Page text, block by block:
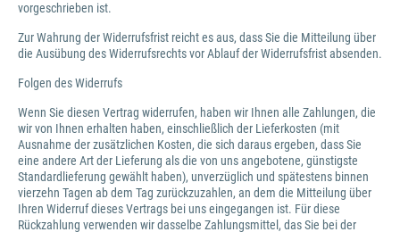
vorgeschrieben ist.
Zur Wahrung der Widerrufsfrist reicht es aus, dass Sie die Mitteilung über
die Ausübung des Widerrufsrechts vor Ablauf der Widerrufsfrist absenden.
Folgen des Widerrufs
Wenn Sie diesen Vertrag widerrufen, haben wir Ihnen alle Zahlungen, die
wir von Ihnen erhalten haben, einschließlich der Lieferkosten (mit
Ausnahme der zusätzlichen Kosten, die sich daraus ergeben, dass Sie
eine andere Art der Lieferung als die von uns angebotene, günstigste
Standardlieferung gewählt haben), unverzüglich und spätestens binnen
vierzehn Tagen ab dem Tag zurückzuzahlen, an dem die Mitteilung über
Ihren Widerruf dieses Vertrags bei uns eingegangen ist. Für diese
Rückzahlung verwenden wir dasselbe Zahlungsmittel, das Sie bei der